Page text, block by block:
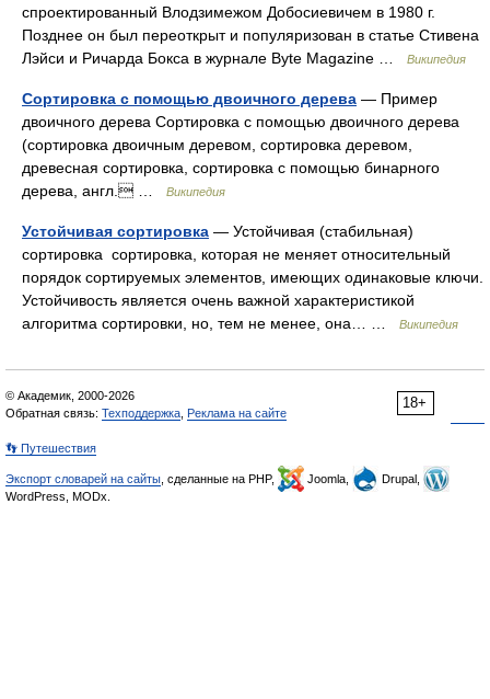
спроектированный Влодзимежом Добосиевичем в 1980 г.
Позднее он был переоткрыт и популяризован в статье Стивена
Лэйси и Ричарда Бокса в журнале Byte Magazine …
Википедия
Сортировка с помощью двоичного дерева — Пример
двоичного дерева Сортировка с помощью двоичного дерева
(сортировка двоичным деревом, сортировка деревом,
древесная сортировка, сортировка с помощью бинарного
дерева, англ. …
Википедия
Устойчивая сортировка — Устойчивая (стабильная)
сортировка сортировка, которая не меняет относительный
порядок сортируемых элементов, имеющих одинаковые ключи.
Устойчивость является очень важной характеристикой
алгоритма сортировки, но, тем не менее, она… …
Википедия
18+
© Академик, 2000-2026
Обратная связь: Техподдержка Реклама на сайте
👣 Путешествия
Экспорт словарей на сайты , сделанные на PHP, Joomla,
Drupal,
WordPress, MODx.